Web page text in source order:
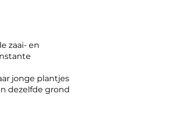
zaai- en
jonge plantjes
dezelfde grond